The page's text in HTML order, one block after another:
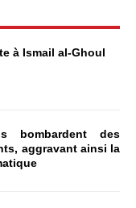
à Ismail al-Ghoul
bombardent des
aggravant ainsi la